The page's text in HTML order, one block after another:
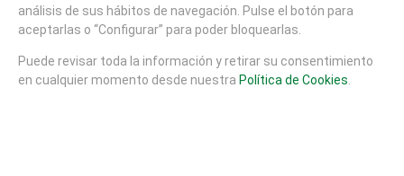
PISTAS SKATE
EQUIPAMIENTO DEPORTIVO (30)
FHS (704)
ARENA Y AGUA (141)
análisis de sus hábitos de navegación. Pulse el botón para
aceptarlas o “Configurar” para poder bloquearlas.
Puede revisar toda la información y retirar su consentimiento
en cualquier momento desde nuestra Política de Cookies